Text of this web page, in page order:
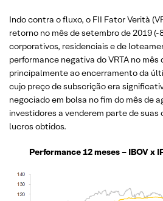
Indo contra o fluxo, o FII Fator Verità
retorno no mês de setembro de 2019 (-
corporativos, residenciais e de
performance negativa do VRTA no
principalmente ao encerramento da
cujo preço de subscrição era
negociado em bolsa no fim do mês de
investidores a venderem parte de
lucros obtidos.
Performance 12 meses – IBOV x